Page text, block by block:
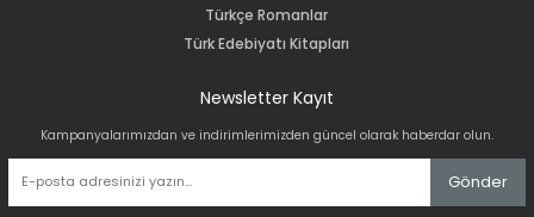
Türkçe Romanlar
Türk Edebiyatı Kitapları
Newsletter Kayıt
Kampanyalarımızdan ve indirimlerimizden güncel olarak haberdar olun.
Gönder